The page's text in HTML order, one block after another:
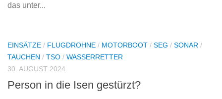
das unter...
EINSÄTZE / FLUGDROHNE / MOTORBOOT / SEG / SONAR /
TAUCHEN / TSO / WASSERRETTER
30. AUGUST 2024
Person in die Isen gestürzt?